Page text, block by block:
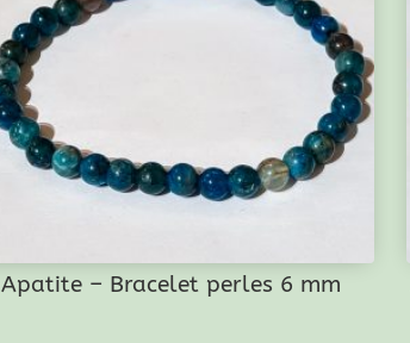
Apatite – Bracelet perles 6 mm